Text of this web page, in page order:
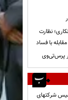
نظارت
با فساد
پرس‌تی‌وی
شرکتهای